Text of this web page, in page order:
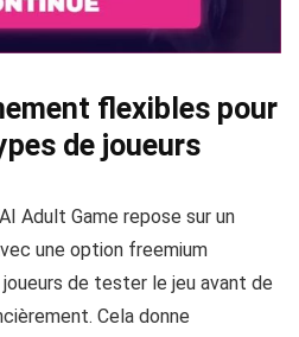
flexibles pour
de joueurs
Adult Game repose sur un
une option freemium
de tester le jeu avant de
Cela donne